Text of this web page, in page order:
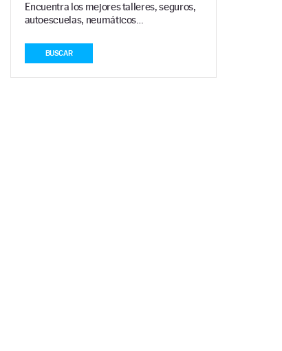
Encuentra los mejores talleres, seguros,
autoescuelas, neumáticos…
BUSCAR